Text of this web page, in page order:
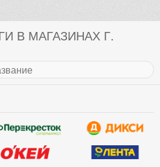
В МАГАЗИНАХ Г.